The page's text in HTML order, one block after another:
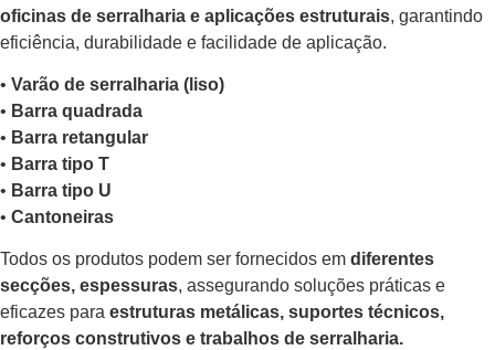
oficinas de serralharia e aplicações estruturais, garantindo
eficiência, durabilidade e facilidade de aplicação.
• Varão de serralharia (liso)
• Barra quadrada
• Barra retangular
• Barra tipo T
• Barra tipo U
• Cantoneiras
Todos os produtos podem ser fornecidos em diferentes
secções, espessuras, assegurando soluções práticas e
eficazes para estruturas metálicas, suportes técnicos,
reforços construtivos e trabalhos de serralharia.